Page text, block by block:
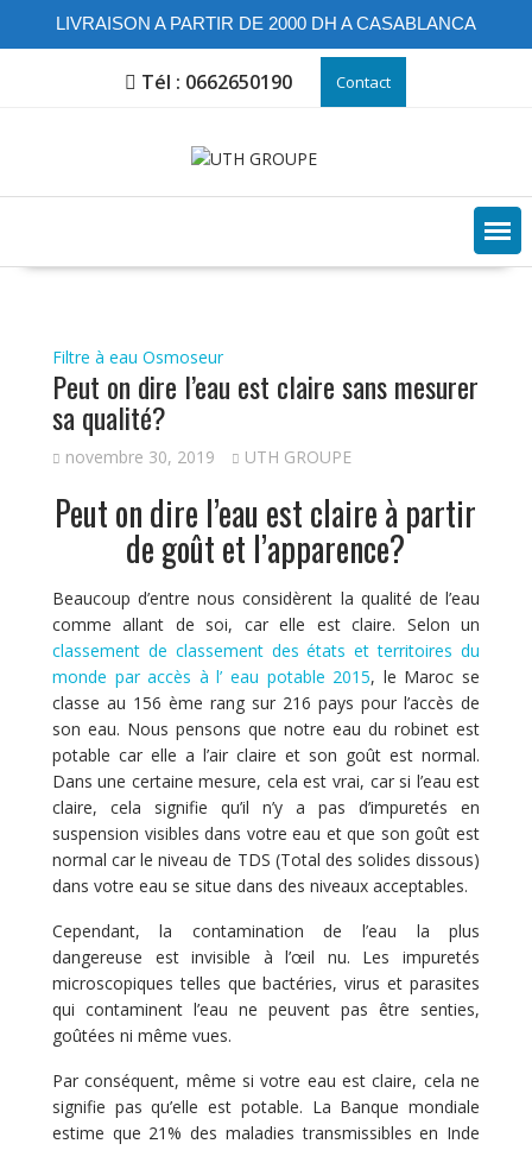
LIVRAISON A PARTIR DE 2000 DH A CASABLANCA
Tél : 0662650190 Contact
Filtre à eau Osmoseur
Peut on dire l’eau est claire sans mesurer
sa qualité?
novembre 30, 2019 UTH GROUPE
Peut on dire l’eau est claire à partir
de goût et l’apparence?
Beaucoup d’entre nous considèrent la qualité de l’eau
comme allant de soi, car elle est claire. Selon un
classement de classement des états et territoires du
monde par accès à l’ eau potable 2015, le Maroc se
classe au 156 ème rang sur 216 pays pour l’accès de
son eau. Nous pensons que notre eau du robinet est
potable car elle a l’air claire et son goût est normal.
Dans une certaine mesure, cela est vrai, car si l’eau est
claire, cela signifie qu’il n’y a pas d’impuretés en
suspension visibles dans votre eau et que son goût est
normal car le niveau de TDS (Total des solides dissous)
dans votre eau se situe dans des niveaux acceptables.
Cependant, la contamination de l’eau la plus
dangereuse est invisible à l’œil nu. Les impuretés
microscopiques telles que bactéries, virus et parasites
qui contaminent l’eau ne peuvent pas être senties,
goûtées ni même vues.
Par conséquent, même si votre eau est claire, cela ne
signifie pas qu’elle est potable. La Banque mondiale
estime que 21% des maladies transmissibles en Inde